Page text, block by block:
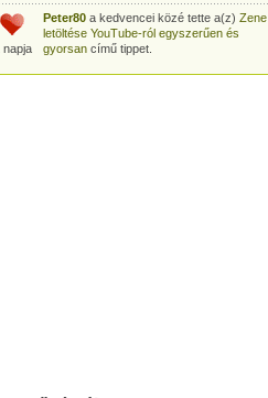
1 napja
hozzáadása, telepítése Counter-Strike
os szerverünkrecímű tippet.
Peter80a kedvencei közé tette a(z)